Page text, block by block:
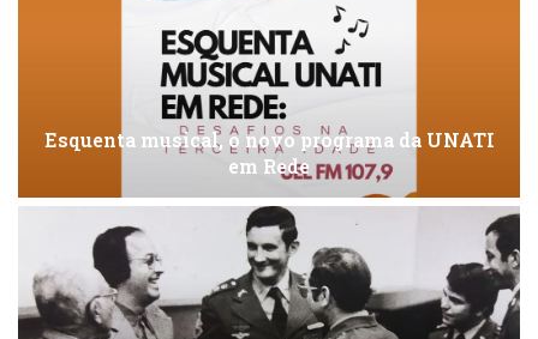
Esquenta musical, o novo programa da UNATI
em Rede